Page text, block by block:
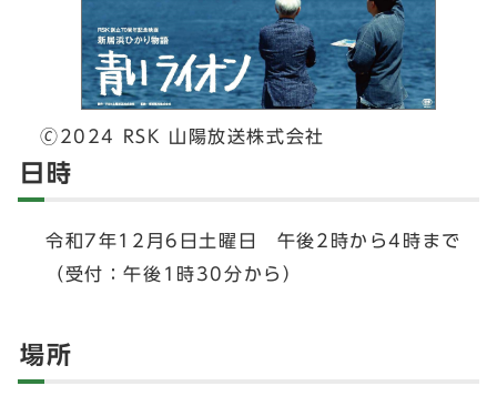
🄫2024 RSK 山陽放送株式会社
日時
令和7年12月6日土曜日 午後2時から4時まで
（受付：午後1時30分から）
場所